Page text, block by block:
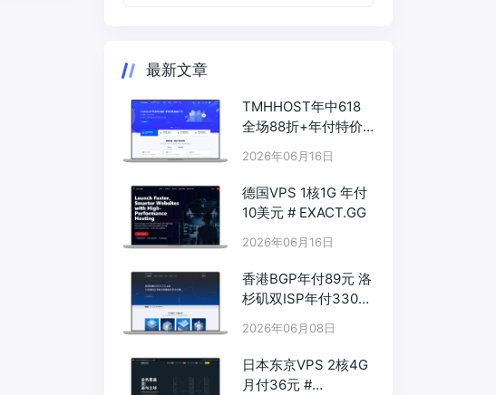
最新文章
TMHHOST年中618
全场88折+年付特价
2026年06月16日
德国VPS 1核1G 年付
10美元 # EXACT.GG
2026年06月16日
香港BGP年付89元 洛
杉矶双ISP年付330元
2026年06月08日
日本东京VPS 2核4G
月付36元 #